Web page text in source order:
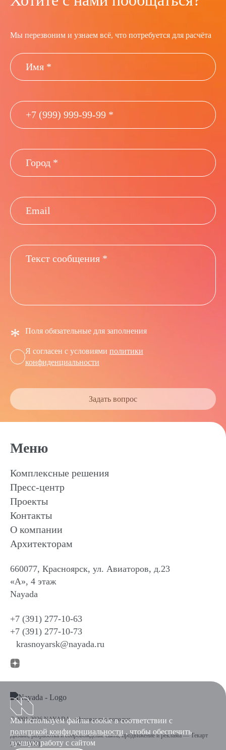
Мы перезвоним и узнаем всё, что потребуется для расчёта
Задать вопрос
* Поля обязательные для заполнения
Я согласен с условиями политики
конфиденциальности
Меню
Комплексные решения
Пресс-центр
Проекты
Контакты
О компании
Архитекторам
660077, Красноярск, ул. Авиаторов, д.23
«А», 4 этаж
Nayada
+7 (391) 277-10-63
+7 (391) 277-10-73
krasnoyarsk@nayada.ru
© 2001-2026 NAYADA - офисные перегородки
Дизайн,разработка и сопровождение сайта,продвижение и реклама—Текарт
(2004-2026).
Мы используем файлы cookie в соответствии с
политикой конфиденциальности , чтобы обеспечить
лучшую работу с сайтом